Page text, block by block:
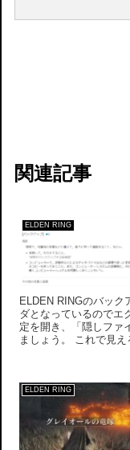
関連記事
ELDEN RING
ELDEN RINGのバック
ダとなっているのでエ
定を開き、「隠しファ
ましょう。 これで見え
ELDEN RING